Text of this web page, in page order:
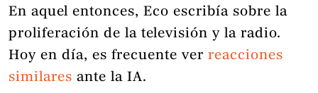
En aquel entonces, Eco escribía sobre la
proliferación de la televisión y la radio.
Hoy en día, es frecuente ver reacciones
similares ante la IA.